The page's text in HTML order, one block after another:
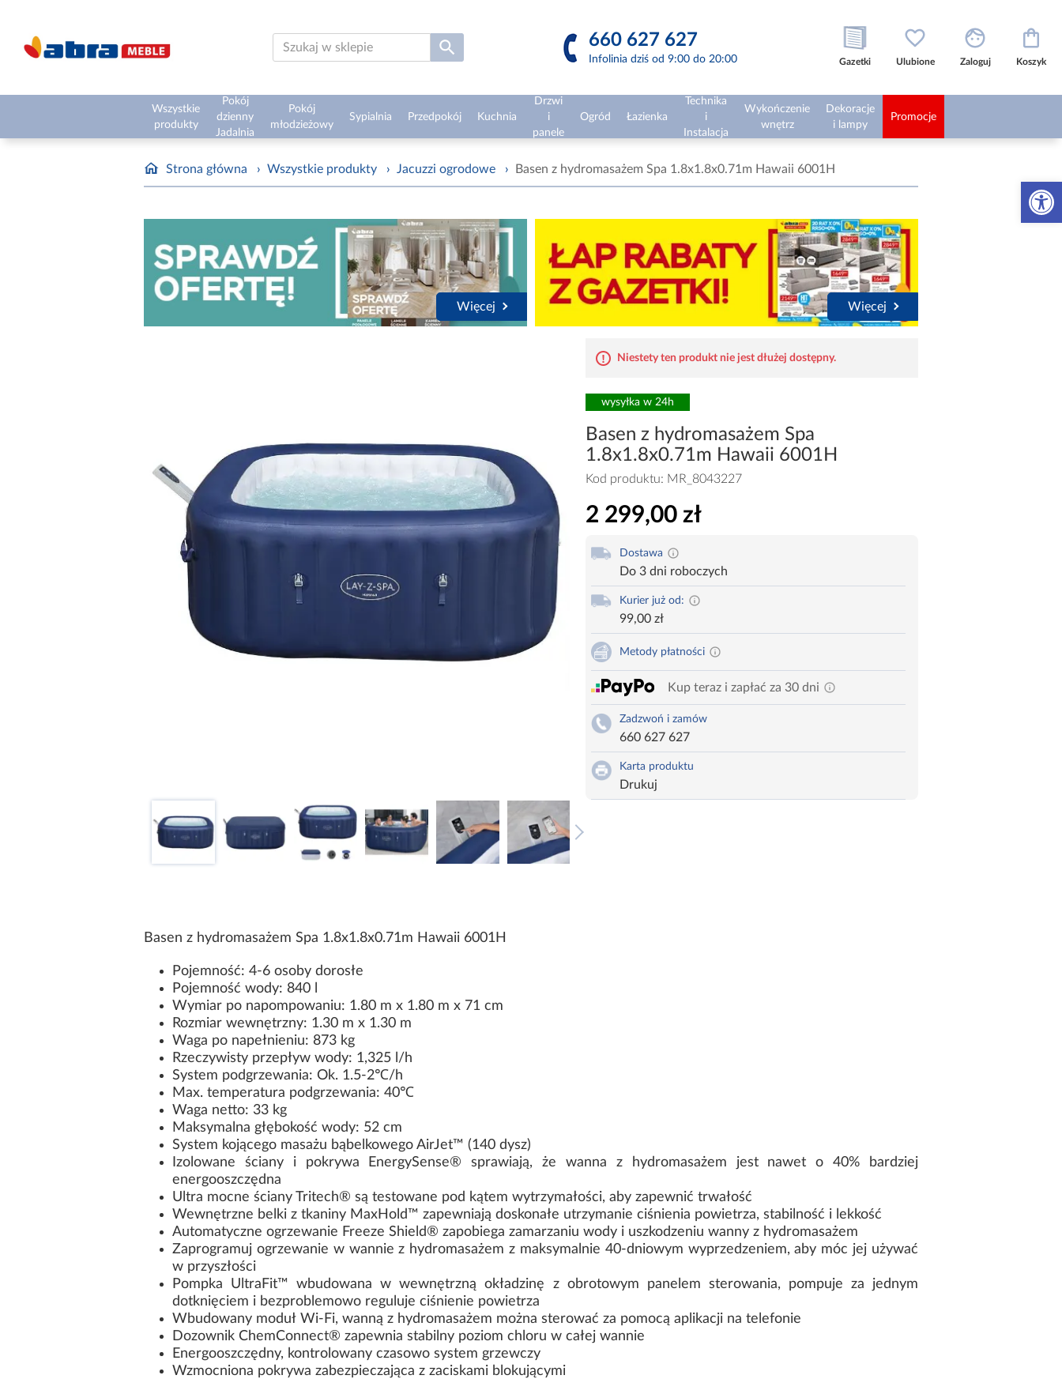
Otwórz
660 627 627
Infolinia dziś od 9:00 do 20:00 Gazetki Ulubione Zaloguj Koszyk
Wszystkie
produkty
Pokój
dzienny
Jadalnia
Pokój
młodzieżowy
Sypialnia Przedpokój Kuchnia
Drzwi
i
panele
Ogród Łazienka
Technika
i
Instalacja
Wykończenie
wnętrz
Dekoracje
i lampy
Promocje
Strona główna › Wszystkie produkty › Jacuzzi ogrodowe › Basen z hydromasażem Spa 1.8x1.8x0.71m Hawaii 6001H
Więcej Więcej
Niestety ten produkt nie jest dłużej dostępny.
wysyłka w 24h
Basen z hydromasażem Spa
1.8x1.8x0.71m Hawaii 6001H
Kod produktu: MR_8043227
2 299,00 zł
Dostawa
Do 3 dni roboczych
Kurier już od:
99,00 zł
Metody płatności
Kup teraz i zapłać za 30 dni
Zadzwoń i zamów
660 627 627
Karta produktu
Drukuj
Basen z hydromasażem Spa 1.8x1.8x0.71m Hawaii 6001H
Pojemność: 4-6 osoby dorosłe
Pojemność wody: 840 l
Wymiar po napompowaniu: 1.80 m x 1.80 m x 71 cm
Rozmiar wewnętrzny: 1.30 m x 1.30 m
Waga po napełnieniu: 873 kg
Rzeczywisty przepływ wody: 1,325 l/h
System podgrzewania: Ok. 1.5-2℃/h
Max. temperatura podgrzewania: 40℃
Waga netto: 33 kg
Maksymalna głębokość wody: 52 cm
System kojącego masażu bąbelkowego AirJet™ (140 dysz)
Izolowane ściany i pokrywa EnergySense® sprawiają, że wanna z hydromasażem jest nawet o 40% bardziej
energooszczędna
Ultra mocne ściany Tritech® są testowane pod kątem wytrzymałości, aby zapewnić trwałość
Wewnętrzne belki z tkaniny MaxHold™ zapewniają doskonałe utrzymanie ciśnienia powietrza, stabilność i lekkość
Automatyczne ogrzewanie Freeze Shield® zapobiega zamarzaniu wody i uszkodzeniu wanny z hydromasażem
Zaprogramuj ogrzewanie w wannie z hydromasażem z maksymalnie 40-dniowym wyprzedzeniem, aby móc jej używać
w przyszłości
Pompka UltraFit™ wbudowana w wewnętrzną okładzinę z obrotowym panelem sterowania, pompuje za jednym
dotknięciem i bezproblemowo reguluje ciśnienie powietrza
Wbudowany moduł Wi-Fi, wanną z hydromasażem można sterować za pomocą aplikacji na telefonie
Dozownik ChemConnect® zapewnia stabilny poziom chloru w całej wannie
Energooszczędny, kontrolowany czasowo system grzewczy
Wzmocniona pokrywa zabezpieczająca z zaciskami blokującymi